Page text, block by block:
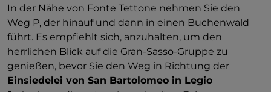
In der Nähe von Fonte Tettone nehmen Sie den
Weg P, der hinauf und dann in einen Buchenwald
führt. Es empfiehlt sich, anzuhalten, um den
herrlichen Blick auf die Gran-Sasso-Gruppe zu
genießen, bevor Sie den Weg in Richtung der
Einsiedelei von San Bartolomeo in Legio